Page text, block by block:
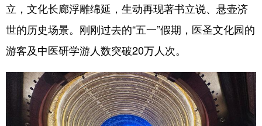
专题 网群推广 地方动态
文旅新探 豫股百家
立，文化长廊浮雕绵延，生动再现著书立说、悬壶济
世的历史场景。刚刚过去的“五一”假期，医圣文化园的
游客及中医研学游人数突破20万人次。